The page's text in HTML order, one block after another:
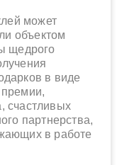
может
объектом
щедрого
в виде
счастливых
партнерства,
в работе